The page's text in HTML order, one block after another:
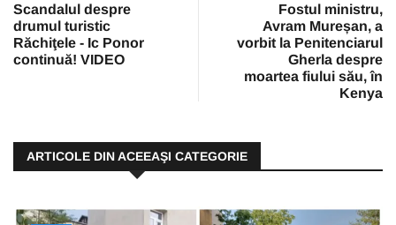
Scandalul despre
drumul turistic
Răchiţele - Ic Ponor
continuă! VIDEO
Fostul ministru,
Avram Mureșan, a
vorbit la Penitenciarul
Gherla despre
moartea fiului său, în
Kenya
ARTICOLE DIN ACEEAŞI CATEGORIE